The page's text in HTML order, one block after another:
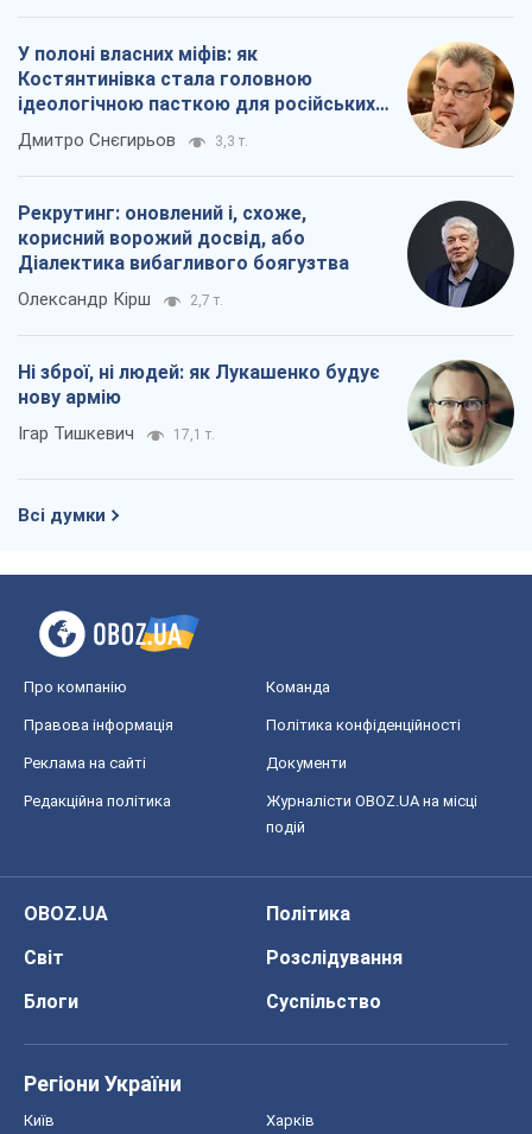
У полоні власних міфів: як
Костянтинівка стала головною
ідеологічною пасткою для російських
окупантів
Дмитро Снєгирьов 3,3 т.
Рекрутинг: оновлений і, схоже,
корисний ворожий досвід, або
Діалектика вибагливого боягузтва
Олександр Кірш 2,7 т.
Ні зброї, ні людей: як Лукашенко будує
нову армію
Ігар Тишкевич 17,1 т.
Всі думки
Про компанію Команда
Правова інформація Політика конфіденційності
Реклама на сайті Документи
Редакційна політика
Журналісти OBOZ.UA на місці
подій
OBOZ.UA
Політика
Світ
Розслідування
Блоги
Суспільство
Регіони України
Київ Харків